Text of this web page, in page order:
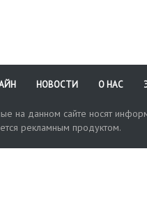
НОВОСТИ О НАС
на данном сайте носят
рекламным продуктом.